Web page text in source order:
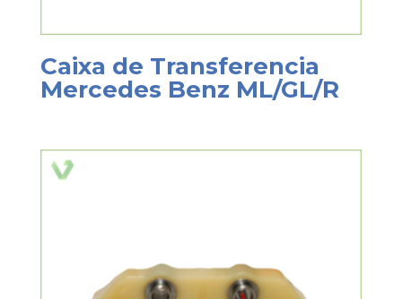
Caixa de Transferencia
Mercedes Benz ML/GL/R